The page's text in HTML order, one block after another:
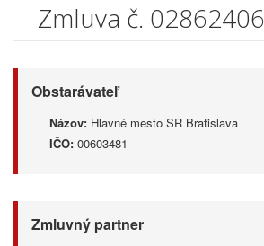
Zmluva č.
Obstarávateľ
Názov: Hlavné mesto SR Bratislava
IČO: 00603481
Zmluvný partner